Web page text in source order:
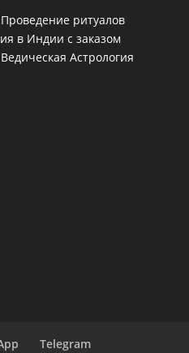
ритуалов
в Индии с заказом
Астрология
Telegram